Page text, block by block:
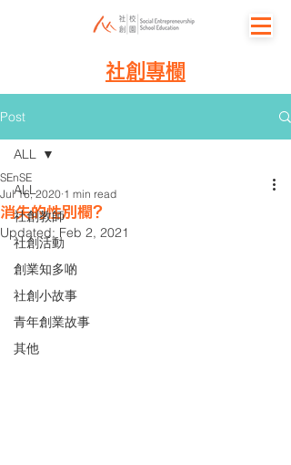
社創專欄
Post
ALL
社創教師
社創活動
創業知多啲
社創小故事
青年創業故事
其他
ALL
消失的性別欄？
SEnSE
Jul 16, 2020 1 min read
Updated: Feb 2, 2021